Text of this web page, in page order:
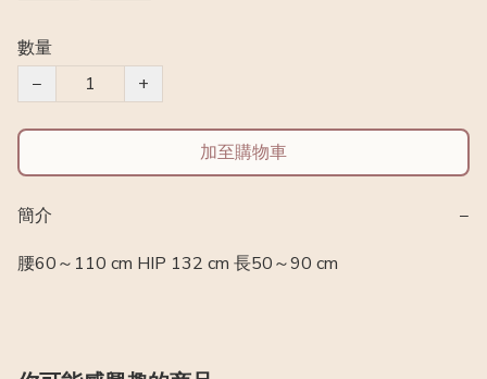
數量
−
+
加至購物車
簡介
−
腰60～110 cm HIP 132 cm 長50～90 cm